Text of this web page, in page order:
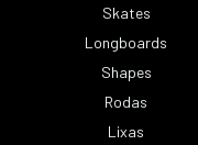
Skates
Longboards
Shapes
Rodas
Lixas